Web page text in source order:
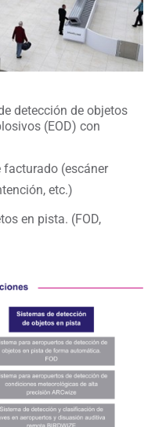
detección de objetos
(EOD) con
facturado (escáner
etc.)
en pista. (FOD,